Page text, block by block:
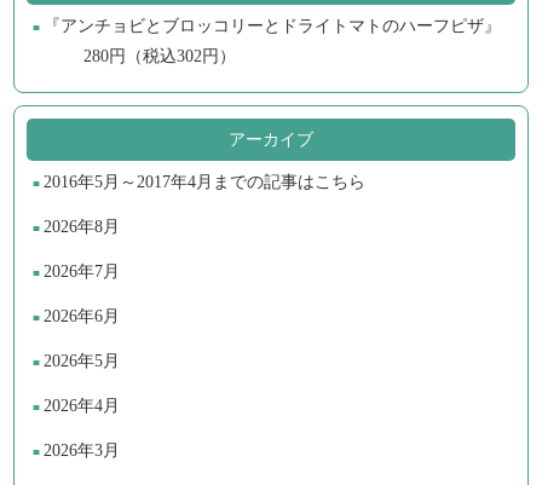
『アンチョビとブロッコリーとドライトマトのハーフピザ』
280円（税込302円）
アーカイブ
2016年5月～2017年4月までの記事はこちら
2026年8月
2026年7月
2026年6月
2026年5月
2026年4月
2026年3月